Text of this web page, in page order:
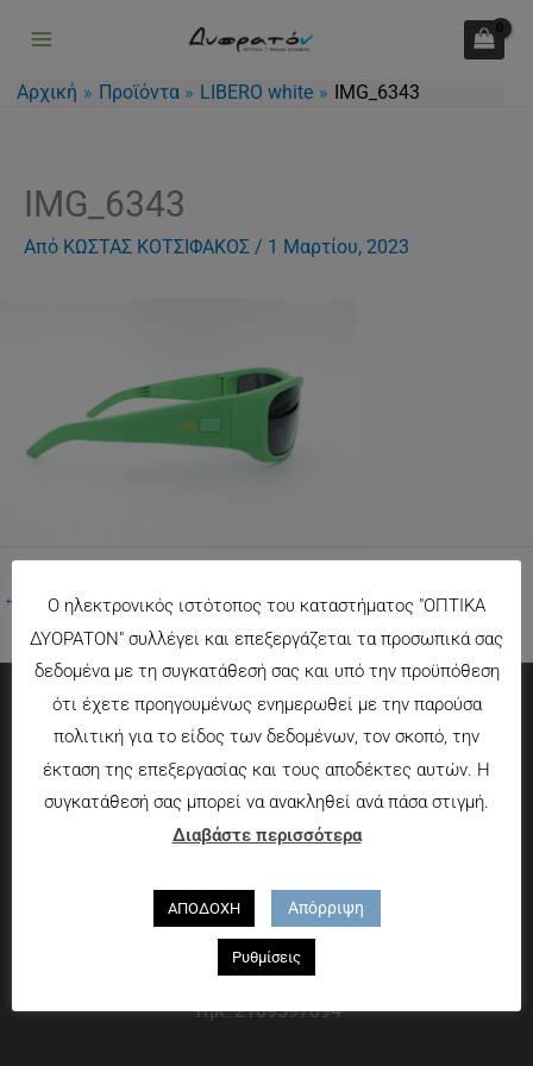
περιεχόμενο
Αρχική Προϊόντα LIBERO white IMG_6343
IMG_6343
Από ΚΩΣΤΑΣ ΚΟΤΣΙΦΑΚΟΣ / 1 Μαρτίου, 2023
← Προηγούμενο Πολυμέσα
Πληροφορίες
Τρόποι πληρωμής
Τρόποι αποστολής
Που θα μας βρείτε
Χαροκόπου 13-15, Αθήνα 176 72
Τηλ. 2109597894
Ο ηλεκτρονικός ιστότοπος του καταστήματος "ΟΠΤΙΚΑ
ΔΥΟΡΑΤΟΝ" συλλέγει και επεξεργάζεται τα προσωπικά σας
δεδομένα με τη συγκατάθεσή σας και υπό την προϋπόθεση
ότι έχετε προηγουμένως ενημερωθεί με την παρούσα
πολιτική για το είδος των δεδομένων, τον σκοπό, την
έκταση της επεξεργασίας και τους αποδέκτες αυτών. Η
συγκατάθεσή σας μπορεί να ανακληθεί ανά πάσα στιγμή.
Διαβάστε περισσότερα
ΑΠΟΔΟΧΗ Απόρριψη
Ρυθμίσεις